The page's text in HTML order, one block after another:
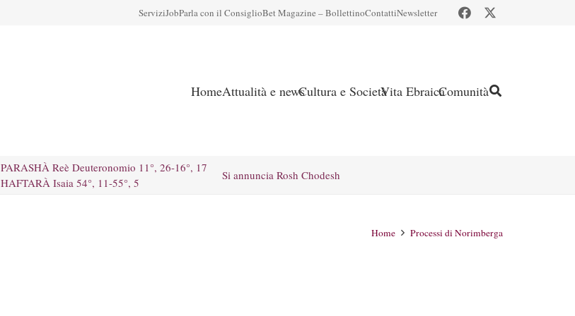
ServiziJobParla con il ConsiglioBet Magazine – BollettinoContattiNewsletter
HomeAttualità e newsCultura e SocietàVita EbraicaComunità
PARASHÀ Reè Deuteronomio 11°, 26-16°, 17
HAFTARÀ Isaia 54°, 11-55°, 5
Si annuncia Rosh Chodesh
Home Processi di Norimberga